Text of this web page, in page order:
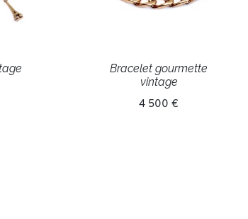
Bracelet gourmette
vintage
4 500 €